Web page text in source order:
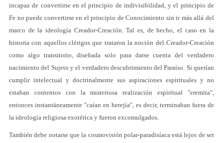
incapaz de convertirse en el principio de indivisibilidad, y el principio de
Fe no puede convertirse en el principio de Conocimiento sin ir más allá del
marco de la ideología Creador-Creación. Tal es, de hecho, el caso en la
historia con aquellos clérigos que trataron la noción del Creador-Creación
como algo transitorio, diseñada solo para darse cuenta del verdadero
nacimiento del Sujeto y el verdadero descubrimiento del Paraíso. Si querían
cumplir intelectual y doctrinalmente sus aspiraciones espirituales y no
estaban contentos con la misteriosa realización espiritual "eremita",
entonces instantáneamente "caían en herejía", es decir, terminaban fuera de
la ideología religiosa exotérica y fueron excomulgados.
También debe notarse que la cosmovisión polar-paradisíaca está lejos de ser